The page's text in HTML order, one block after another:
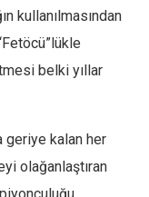
kullanılmasından
belki yıllar
geriye kalan her
olağanlaştıran